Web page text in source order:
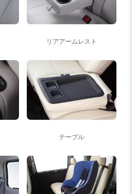
リアアームレスト
テーブル